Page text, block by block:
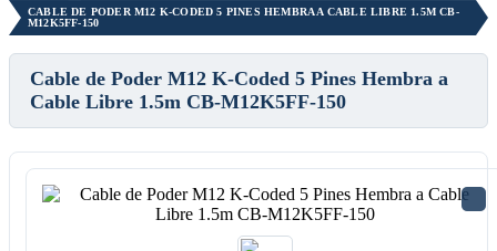
CABLE DE PODER M12 K-CODED 5 PINES HEMBRA A CABLE LIBRE 1.5M CB-
M12K5FF-150
Cable de Poder M12 K-Coded 5 Pines Hembra a
Cable Libre 1.5m CB-M12K5FF-150